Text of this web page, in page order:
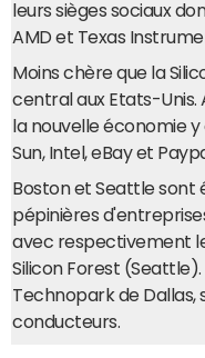
leurs sièges sociaux
AMD et Texas
Moins chère que la
central aux Etats-Unis.
la nouvelle économie
Sun, Intel, eBay et
Boston et Seattle
pépinières
avec respectivement
Silicon Forest
Technopark de Dallas,
conducteurs.